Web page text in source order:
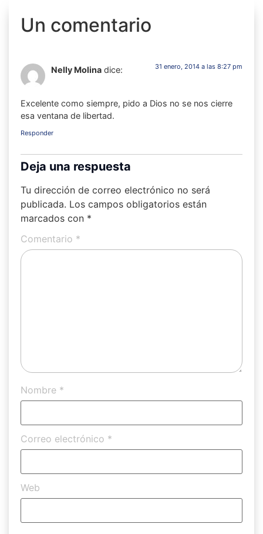
Un comentario
Nelly Molina dice: 31 enero, 2014 a las 8:27 pm
Excelente como siempre, pido a Dios no se nos cierre
esa ventana de libertad.
Responder
Deja una respuesta
Tu dirección de correo electrónico no será
publicada. Los campos obligatorios están
marcados con *
Comentario *
Nombre *
Correo electrónico *
Web